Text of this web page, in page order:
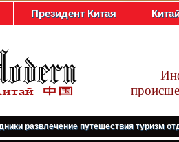
Президент Китая
развлечение путешествия туризм